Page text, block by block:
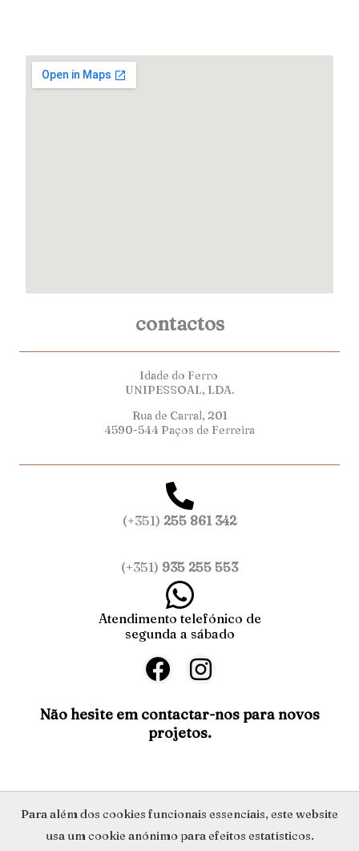
contactos
Idade do Ferro
UNIPESSOAL, LDA.
Rua de Carral, 201
4590-544 Paços de Ferreira
(+351) 255 861 342
(+351) 935 255 553
Atendimento telefónico de
segunda a sábado
F
a
c
e
o
o
k
I
n
s
t
g
r
a
Não hesite em contactar-nos para novos
projetos.
Política de Privacidade
Para além dos cookies funcionais essenciais, este website
usa um cookie anónimo para efeitos estatísticos.